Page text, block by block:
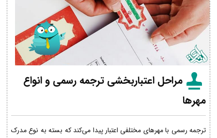
مراحل اعتباربخشی ترجمه رسمی و انواع
مهرها
ترجمه رسمی با مهرهای مختلفی اعتبار پیدا می‌کند که بسته به نوع مدرک